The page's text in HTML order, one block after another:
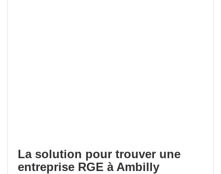
La solution pour trouver une
entreprise RGE à Ambilly